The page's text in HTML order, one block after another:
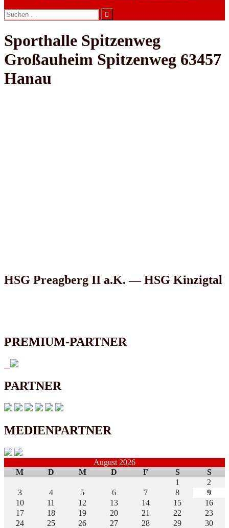
Suchen
nach:
Sporthalle Spitzenweg
Großauheim Spitzenweg 63457
Hanau
HSG Preagberg II a.K. — HSG Kinzigtal
PREMIUM-PARTNER
PARTNER
MEDIENPARTNER
August 2026
M
D M D F S
S
1
2
3
4 5 6 7 8
9
10
11 12 13 14 15
16
17
18 19 20 21 22
23
24
25 26 27 28 29 30